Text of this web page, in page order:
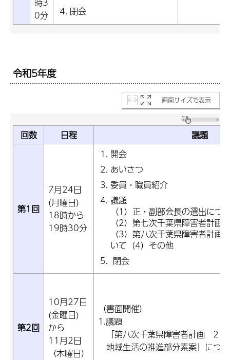
0分
閉会
令和5年度
画面サイズで表示
回数 日程 議題
第1回
7月24日
(月曜日)
18時から
19時30分
開会
あいさつ
委員・職員紹介
議題
（1）正・副部会長の選出につ
（2）第七次千葉県障害者計画
（3）第八次千葉県障害者計画
いて（4）その他
閉会
第2回
10月27日
(金曜日)
から
11月2日
（木曜日）
（書面開催）
1.議題
「第八次千葉県障害者計画 2
地域生活の推進部分素案」につ